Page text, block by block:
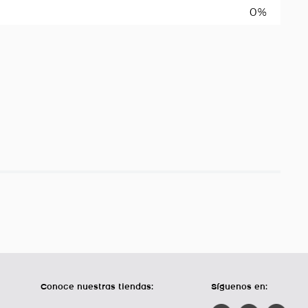
0%
Conoce nuestras tiendas: Síguenos en: